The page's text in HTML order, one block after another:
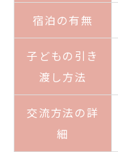
宿泊の有無
子どもの引き
渡し方法
交流方法の詳
細